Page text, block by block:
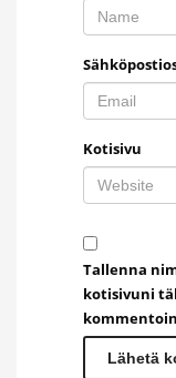
Kotisivu
Tallenna
kotisivuni